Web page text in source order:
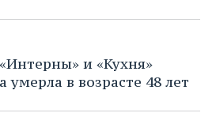
и «Кухня»
умерла в возрасте 48 лет